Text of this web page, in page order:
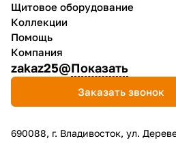
Щитовое оборудование
Коллекции
Помощь
Компания
zakaz25@Показать
Заказать звонок
690088, г. Владивосток, yл.